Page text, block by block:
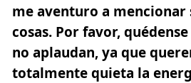
me aventuro a mencionar
cosas. Por favor,
no aplaudan, ya que
totalmente quieta la